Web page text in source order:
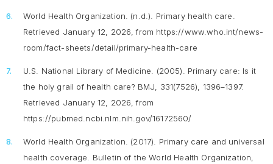
World Health Organization. (n.d.). Primary health care.
Retrieved January 12, 2026, from https://www.who.int/news-
room/fact-sheets/detail/primary-health-care
U.S. National Library of Medicine. (2005). Primary care: Is it
the holy grail of health care? BMJ, 331(7526), 1396–1397.
Retrieved January 12, 2026, from
https://pubmed.ncbi.nlm.nih.gov/16172560/
World Health Organization. (2017). Primary care and universal
health coverage . Bulletin of the World Health Organization,